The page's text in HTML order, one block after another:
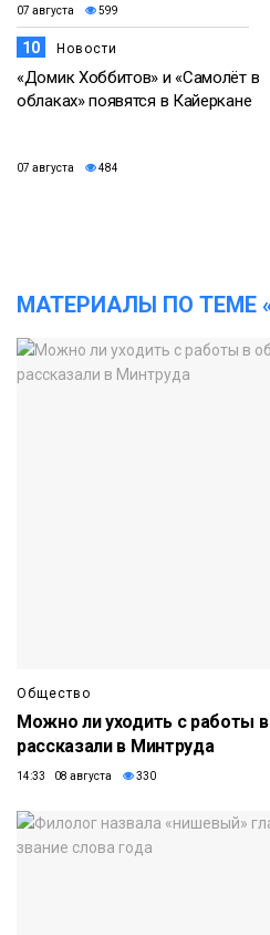
07 августа 599
10 Новости
«Домик Хоббитов» и «Самолёт в
облаках» появятся в Кайеркане
07 августа 484
МАТЕРИАЛЫ ПО ТЕМЕ
Общество
Можно ли уходить с работы
рассказали в Минтруда
14:33 08 августа 330